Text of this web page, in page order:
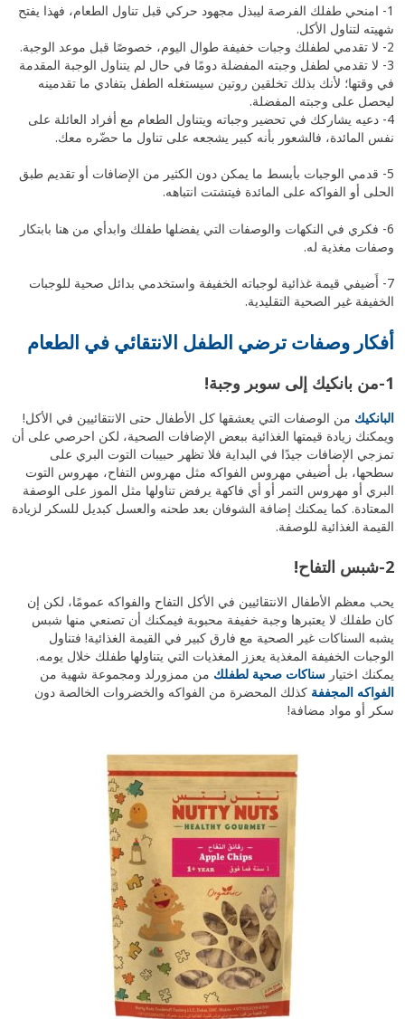
1- امنحي طفلك الفرصة ليبذل مجهود حركي قبل تناول الطعام، فهذا يفتح
شهيته لتناول الأكل.
2- لا تقدمي لطفلك وجبات خفيفة طوال اليوم، خصوصًا قبل موعد الوجبة.
3- لا تقدمي لطفل وجبته المفضلة دومًا في حال لم يتناول الوجبة المقدمة
في وقتها؛ لأنك بذلك تخلقين روتين سيستغله الطفل بتفادي ما تقدمينه
ليحصل على وجبته المفضلة.
4- دعيه يشاركك في تحضير وجباته ويتناول الطعام مع أفراد العائلة على
نفس المائدة، فالشعور بأنه كبير يشجعه على تناول ما حضّره معك.
5- قدمي الوجبات بأبسط ما يمكن دون الكثير من الإضافات أو تقديم طبق
الحلى أو الفواكه على المائدة فيتشتت انتباهه.
6- فكري في النكهات والوصفات التي يفضلها طفلك وابدأي من هنا بابتكار
وصفات مغذية له.
7- أَضيفي قيمة غذائية لوجباته الخفيفة واستخدمي بدائل صحية للوجبات
الخفيفة غير الصحية التقليدية.
أفكار وصفات ترضي الطفل الانتقائي في الطعام
1-من بانكيك إلى سوبر وجبة!
البانكيك من الوصفات التي يعشقها كل الأطفال حتى الانتقائيين في الأكل!
ويمكنك زيادة قيمتها الغذائية ببعض الإضافات الصحية، لكن احرصي على أن
تمزجي الإضافات جيدًا في البداية فلا تظهر حبيبات التوت البري على
سطحها، بل أضيفي مهروس الفواكه مثل مهروس التفاح، مهروس التوت
البري أو مهروس التمر أو أي فاكهة يرفض تناولها مثل الموز على الوصفة
المعتادة. كما يمكنك إضافة الشوفان بعد طحنه والعسل كبديل للسكر لزيادة
القيمة الغذائية للوصفة.
2-شبس التفاح!
يحب معظم الأطفال الانتقائيين في الأكل التفاح والفواكه عمومًا، لكن إن
كان طفلك لا يعتبرها وجبة خفيفة محبوبة فيمكنك أن تصنعي منها شبس
يشبه السناكات غير الصحية مع فارق كبير في القيمة الغذائية! فتناول
الوجبات الخفيفة المغذية يعزز المغذيات التي يتناولها طفلك خلال يومه.
يمكنك اختيار سناكات صحية لطفلك من ممزورلد ومجموعة شهية من
الفواكه المجففة كذلك المحضرة من الفواكه والخضروات الخالصة دون
سكر أو مواد مضافة!